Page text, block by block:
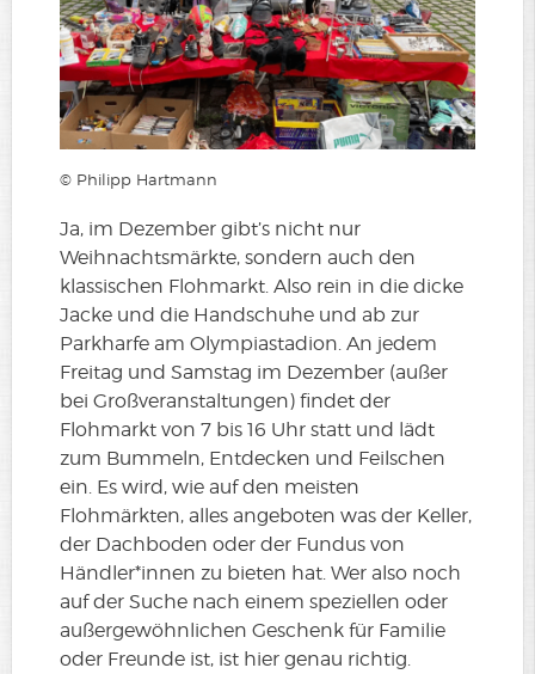
© Philipp Hartmann
Ja, im Dezember gibt’s nicht nur
Weihnachtsmärkte, sondern auch den
klassischen Flohmarkt. Also rein in die dicke
Jacke und die Handschuhe und ab zur
Parkharfe am Olympiastadion. An jedem
Freitag und Samstag im Dezember (außer
bei Großveranstaltungen) findet der
Flohmarkt von 7 bis 16 Uhr statt und lädt
zum Bummeln, Entdecken und Feilschen
ein. Es wird, wie auf den meisten
Flohmärkten, alles angeboten was der Keller,
der Dachboden oder der Fundus von
Händler*innen zu bieten hat. Wer also noch
auf der Suche nach einem speziellen oder
außergewöhnlichen Geschenk für Familie
oder Freunde ist, ist hier genau richtig.